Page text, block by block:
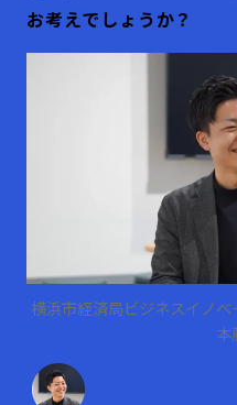
お考えでしょうか？
横浜市経済局ビジネスイノ
本